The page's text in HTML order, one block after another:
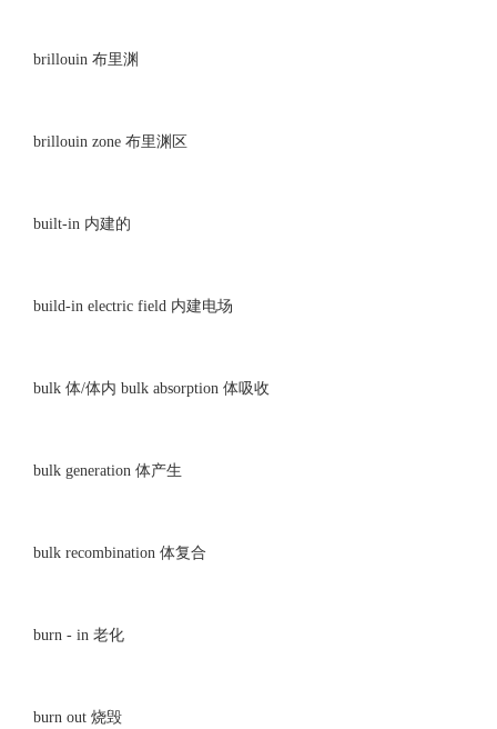
brillouin 布里渊
brillouin zone 布里渊区
built-in 内建的
build-in electric field 内建电场
bulk 体/体内 bulk absorption 体吸收
bulk generation 体产生
bulk recombination 体复合
burn - in 老化
burn out 烧毁